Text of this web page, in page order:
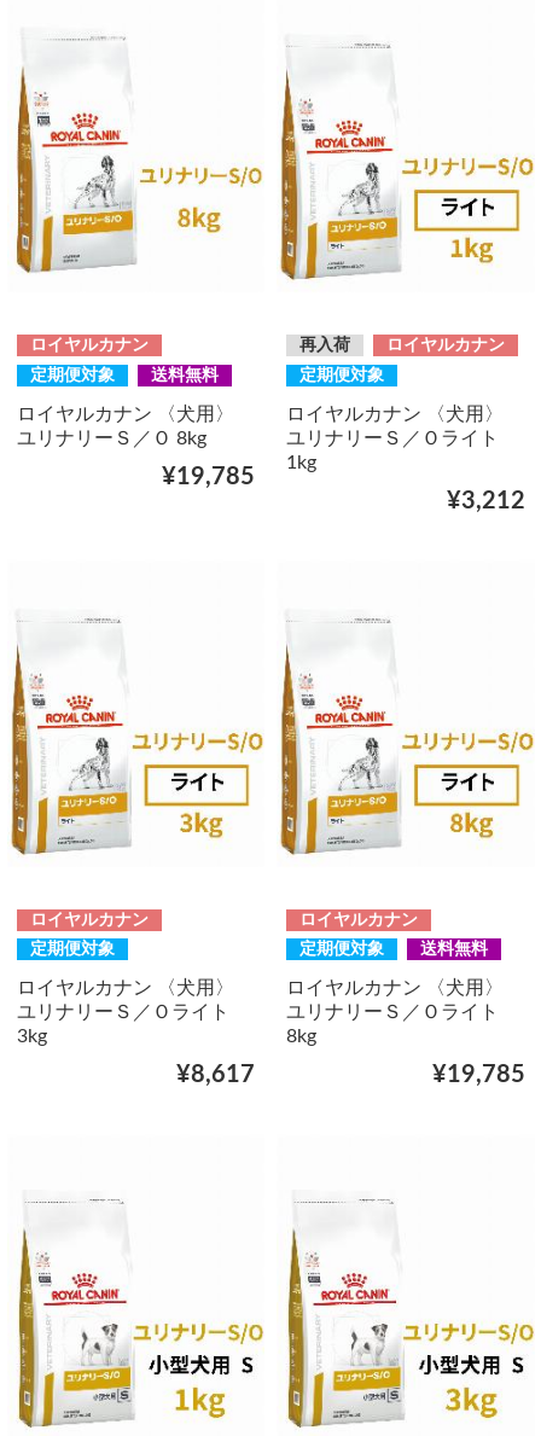
ロイヤルカナン
定期便対象
送料無料
ロイヤルカナン 〈犬用〉
ユリナリーＳ／Ｏ 8kg
¥19,785
再入荷
ロイヤルカナン
定期便対象
ロイヤルカナン 〈犬用〉
ユリナリーＳ／Ｏライト
1kg
¥3,212
ロイヤルカナン
定期便対象
ロイヤルカナン 〈犬用〉
ユリナリーＳ／Ｏライト
3kg
¥8,617
ロイヤルカナン
定期便対象
送料無料
ロイヤルカナン 〈犬用〉
ユリナリーＳ／Ｏライト
8kg
¥19,785